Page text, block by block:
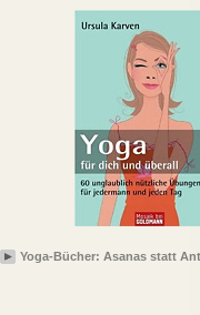
Yoga-Bücher: Asanas statt